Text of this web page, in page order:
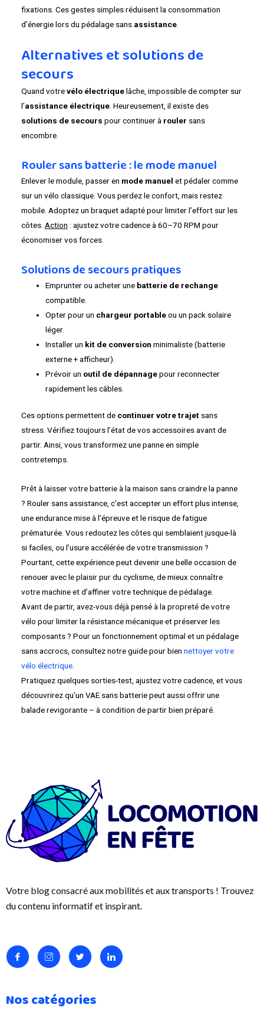
fixations. Ces gestes simples réduisent la consommation
d’énergie lors du pédalage sans assistance.
Alternatives et solutions de
secours
Quand votrevélo électriquelâche, impossible de compter sur
l’assistance électrique. Heureusement, il existe des
solutions de secours pour continuer à rouler sans
encombre.
Rouler sans batterie : le mode manuel
Enlever le module, passer en mode manuel et pédaler comme
sur un vélo classique. Vous perdez le confort, mais restez
mobile. Adoptez un braquet adapté pour limiter l’effort sur les
côtes. Action : ajustez votre cadence à 60–70 RPM pour
économiser vos forces.
Solutions de secours pratiques
Emprunter ou acheter une batterie de rechange
compatible.
Opter pour un chargeur portableou un pack solaire
léger.
Installer un kit de conversion minimaliste (batterie
externe + afficheur).
Prévoir un outil de dépannagepour reconnecter
rapidement les câbles.
Ces options permettent de continuer votre trajetsans
stress. Vérifiez toujours l’état de vos accessoires avant de
partir. Ainsi, vous transformez une panne en simple
contretemps.
Prêt à laisser votre batterie à la maison sans craindre la panne
? Rouler sans assistance, c’est accepter un effort plus intense,
une endurance mise à l’épreuve et le risque de fatigue
prématurée. Vous redoutez les côtes qui semblaient jusque-là
si faciles, ou l’usure accélérée de votre transmission ?
Pourtant, cette expérience peut devenir une belle occasion de
renouer avec le plaisir pur du cyclisme, de mieux connaître
votre machine et d’affiner votre technique de pédalage.
Avant de partir, avez-vous déjà pensé à la propreté de votre
vélo pour limiter la résistance mécanique et préserver les
composants ? Pour un fonctionnement optimal et un pédalage
sans accrocs, consultez notre guide pour bien nettoyer votre
vélo électrique.
Pratiquez quelques sorties-test, ajustez votre cadence, et vous
découvrirez qu’un VAE sans batterie peut aussi offrir une
balade revigorante – à condition de partir bien préparé.
Votre blog consacré aux mobilités et aux transports ! Trouvez
du contenu informatif et inspirant.
Nos catégories